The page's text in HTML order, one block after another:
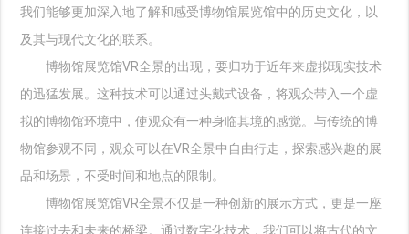
我们能够更加深入地了解和感受博物馆展览馆中的历史文化，以
及其与现代文化的联系。
博物馆展览馆VR全景的出现，要归功于近年来虚拟现实技术
的迅猛发展。这种技术可以通过头戴式设备，将观众带入一个虚
拟的博物馆环境中，使观众有一种身临其境的感觉。与传统的博
物馆参观不同，观众可以在VR全景中自由行走，探索感兴趣的展
品和场景，不受时间和地点的限制。
博物馆展览馆VR全景不仅是一种创新的展示方式，更是一座
连接过去和未来的桥梁。通过数字化技术，我们可以将古代的文